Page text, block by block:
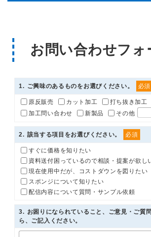
お問い合わせフォ
1. ご興味のあるものをお選びください。 必須
原反販売 カット加工 打ち抜き加工
加工問い合わせ
新製品 その他
2. 該当する項目をお選びください。 必須
すぐに価格を知りたい
資料送付困っているので相談・提案が欲し
現在使用中だが、コストダウンを図りたい
スポンジについて知りたい
配信内容について質問・サンプル依頼
3. お困りになられていること、ご意見・ご質
ら、ご記入ください。